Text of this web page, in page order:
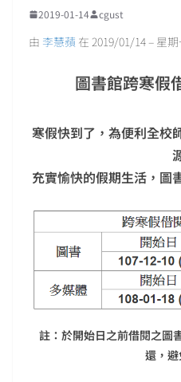
2019-01-14 cgust
由 李慧蘋 在 2019/01/14 – 星
圖書館跨寒假
寒假快到了，為便利全校
充實愉快的假期生活，圖
註：於開始日之前借閱之圖
還，